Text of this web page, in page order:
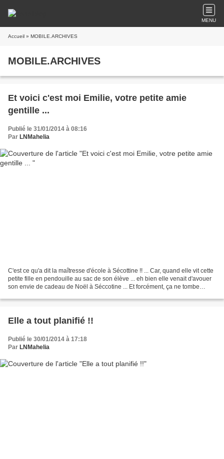
MENU
Accueil » MOBILE.ARCHIVES
MOBILE.ARCHIVES
Et voici c'est moi Emilie, votre petite amie
gentille ...
Publié le 31/01/2014 à 08:16
Par LNMahelia
C'est ce qu'a dit la maîtresse d'école à Sécottine !! ... Car, quand elle vit cette
petite fille en pendouille au sac de son élève ... eh bien elle venait d'avouer
son envie de cadeau de Noël à Séccotine ... Et forcément, ça ne tombe
Elle a tout planifié !!
Publié le 30/01/2014 à 17:18
Par LNMahelia